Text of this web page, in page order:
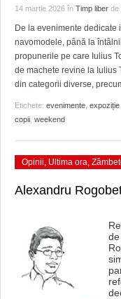
PRIMĂRIILE DIN
SFATUL
SFATURI
14 martie 2026 în Timp liber de
De la evenimente dedicate
navomodele, până la
propunerile pe care Iulius
de machete revine la Iulius
din categorii diverse,
Etichete: evenimente
copii weekend
Opinii, Ultima ora,
Alexandru